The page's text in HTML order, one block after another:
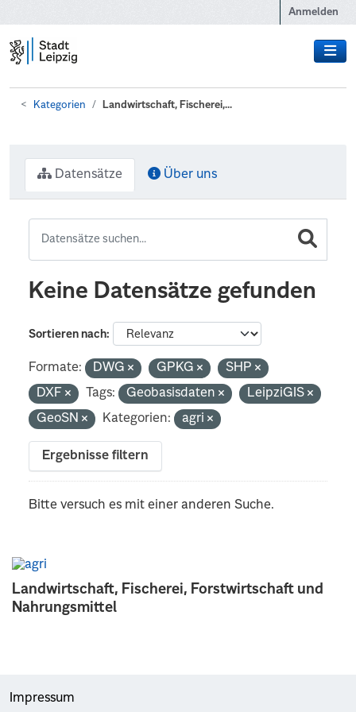
Anmelden
Kategorien Landwirtschaft, Fischerei,...
Landwirtschaft, Fischerei, Forstwirtschaft und
Nahrungsmittel
Datensätze Über uns
Keine Datensätze gefunden
Sortieren nach
Formate: DWG GPKG
SHP
DXF
Tags: Geobasisdaten
LeipziGIS
GeoSN
Kategorien: agri
Ergebnisse filtern
Bitte versuch es mit einer anderen Suche.
Impressum